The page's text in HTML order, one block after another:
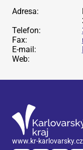
Adresa:
Telefon:
Fax:
E-mail:
Web:
www.kr-karlovarsky.cz